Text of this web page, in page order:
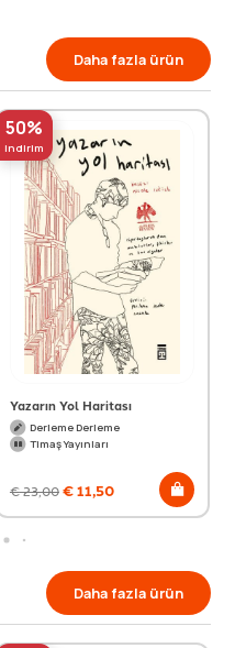
Daha fazla ürün
50%
indirim
Yazarın Yol Haritası
Derleme Derleme
Timaş Yayınları
€23,00€11,50
Daha fazla ürün